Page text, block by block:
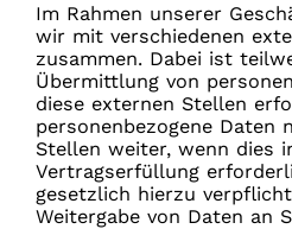
Im Rahmen unserer
wir mit verschiedenen
zusammen. Dabei ist
Übermittlung von
diese externen Stellen
personenbezogene Daten
Stellen weiter, wenn dies
Vertragserfüllung
gesetzlich hierzu
Weitergabe von Daten an